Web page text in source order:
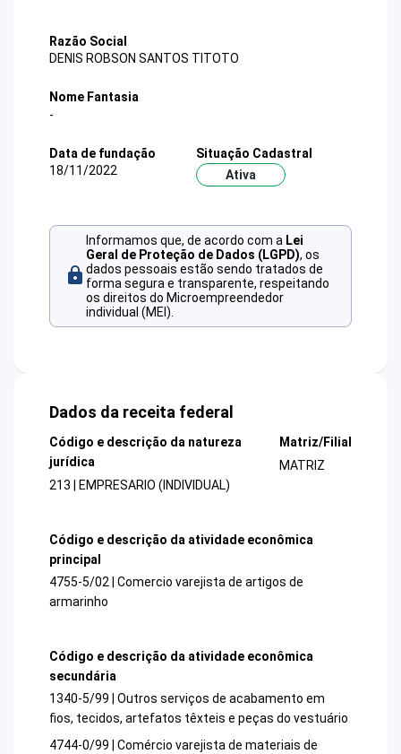
Razão Social
DENIS ROBSON SANTOS TITOTO
Nome Fantasia
-
Data de fundação
18/11/2022
Situação Cadastral
Ativa
Informamos que, de acordo com a Lei
Geral de Proteção de Dados (LGPD), os
dados pessoais estão sendo tratados de
forma segura e transparente, respeitando
os direitos do Microempreendedor
individual (MEI).
Dados da receita federal
Código e descrição da natureza
jurídica
213 | EMPRESARIO (INDIVIDUAL)
Matriz/Filial
MATRIZ
Código e descrição da atividade econômica
principal
4755-5/02 | Comercio varejista de artigos de
armarinho
Código e descrição da atividade econômica
secundária
1340-5/99 | Outros serviços de acabamento em
fios, tecidos, artefatos têxteis e peças do vestuário
4744-0/99 | Comércio varejista de materiais de